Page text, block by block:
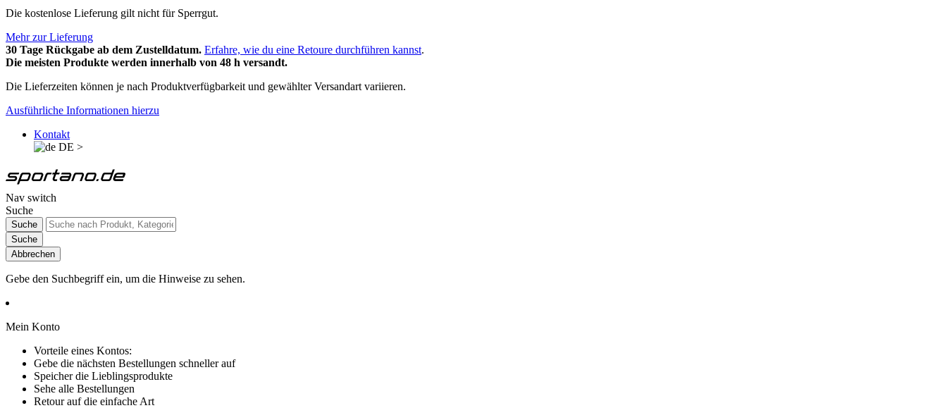
Die kostenlose Lieferung gilt nicht für Sperrgut.
Mehr zur Lieferung
30 Tage Rückgabe ab dem Zustelldatum. Erfahre, wie du eine Retoure durchführen kannst.
Die meisten Produkte werden innerhalb von 48 h versandt.
Die Lieferzeiten können je nach Produktverfügbarkeit und gewählter Versandart variieren.
Ausführliche Informationen hierzu
Kontakt
DE >
Nav switch
Suche
Suche
Suche
Abbrechen
Gebe den Suchbegriff ein, um die Hinweise zu sehen.
Mein Konto
Vorteile eines Kontos:
Gebe die nächsten Bestellungen schneller auf
Speicher die Lieblingsprodukte
Sehe alle Bestellungen
Retour auf die einfache Art